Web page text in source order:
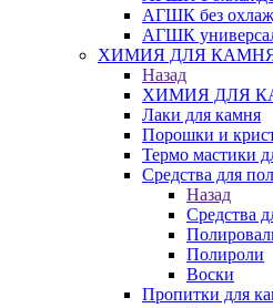
АГШК без
АГШК
ХИМИЯ ДЛЯ
Назад
ХИМИЯ ДЛЯ
Лаки для камня
Порошки и
Термо мастики
Средства для
Назад
Средства
Полироли
Воски
Пропитки для